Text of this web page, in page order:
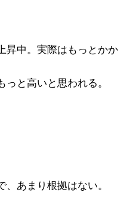
昇中。実際はもっとかか
と高いと思われる。
、あまり根拠はない。